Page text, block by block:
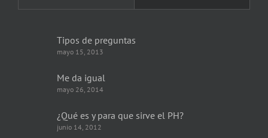
Tipos de preguntas
mayo 15, 2013
Me da igual
mayo 26, 2014
¿Qué es y para que sirve el PH?
junio 14, 2012